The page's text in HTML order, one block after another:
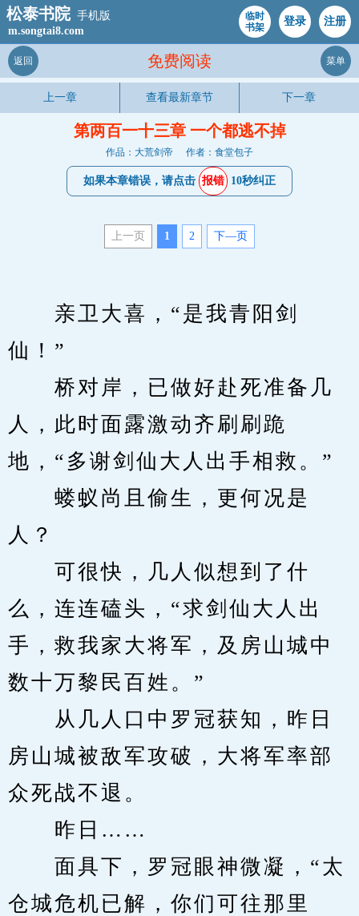
松泰书院 手机版
m.songtai8.com
临时
书架
登录 注册
免费阅读
返回 菜单
上一章 查看最新章节 下一章
第两百一十三章 一个都逃不掉
作品：大荒剑帝 作者：食堂包子
如果本章错误，请点击 报错 10秒纠正
上一页 1 2 下—页
亲卫大喜，“是我青阳剑
仙！”
桥对岸，已做好赴死准备几
人，此时面露激动齐刷刷跪
地，“多谢剑仙大人出手相救。”
蝼蚁尚且偷生，更何况是
人？
可很快，几人似想到了什
么，连连磕头，“求剑仙大人出
手，救我家大将军，及房山城中
数十万黎民百姓。”
从几人口中罗冠获知，昨日
房山城被敌军攻破，大将军率部
众死战不退。
昨日……
面具下，罗冠眼神微凝，“太
仓城危机已解，你们可往那里